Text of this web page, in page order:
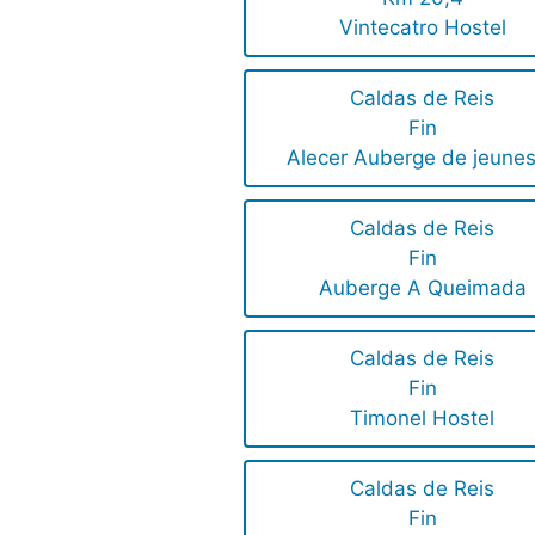
Vintecatro Hostel
Caldas de Reis
Fin
Alecer Auberge de
Caldas de Reis
Fin
Auberge A Queimada
Caldas de Reis
Fin
Timonel Hostel
Caldas de Reis
Fin